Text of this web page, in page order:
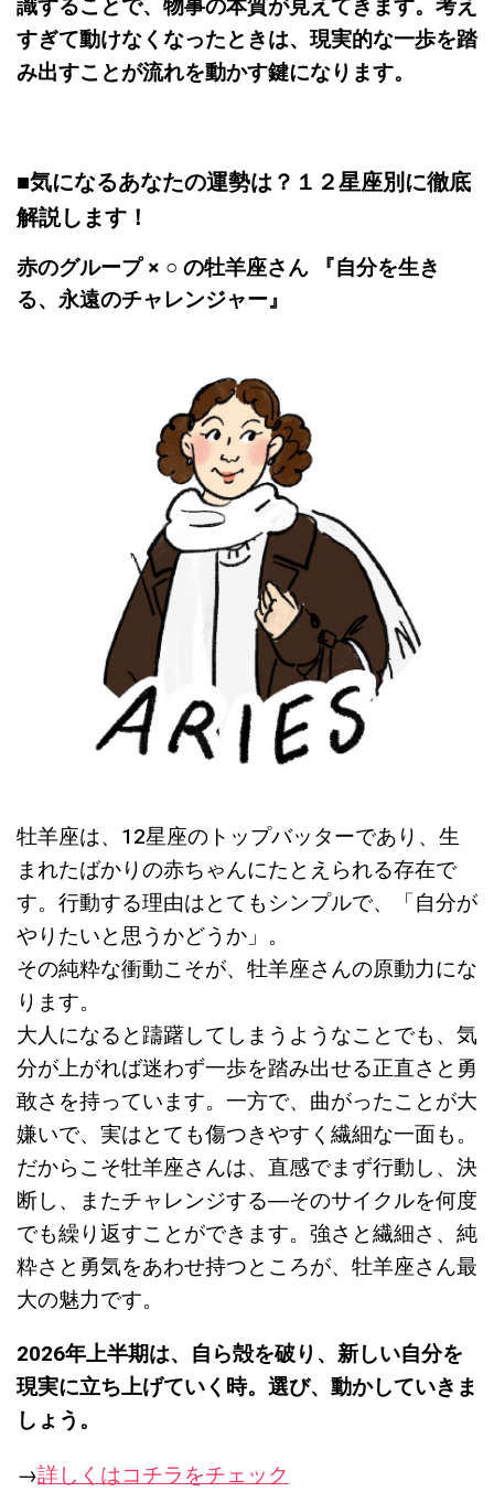
識することで、物事の本質が見えてきます。考え
すぎて動けなくなったときは、現実的な一歩を踏
み出すことが流れを動かす鍵になります。
■気になるあなたの運勢は？１２星座別に徹底
解説します！
赤のグループ × ○ の牡羊座さん 『自分を生き
る、永遠のチャレンジャー』
牡羊座は、12星座のトップバッターであり、生
まれたばかりの赤ちゃんにたとえられる存在で
す。行動する理由はとてもシンプルで、「自分が
やりたいと思うかどうか」。
その純粋な衝動こそが、牡羊座さんの原動力にな
ります。
大人になると躊躇してしまうようなことでも、気
分が上がれば迷わず一歩を踏み出せる正直さと勇
敢さを持っています。一方で、曲がったことが大
嫌いで、実はとても傷つきやすく繊細な一面も。
だからこそ牡羊座さんは、直感でまず行動し、決
断し、またチャレンジする―そのサイクルを何度
でも繰り返すことができます。強さと繊細さ、純
粋さと勇気をあわせ持つところが、牡羊座さん最
大の魅力です。
2026年上半期は、自ら殻を破り、新しい自分を
現実に立ち上げていく時。選び、動かしていきま
しょう。
→詳しくはコチラをチェック